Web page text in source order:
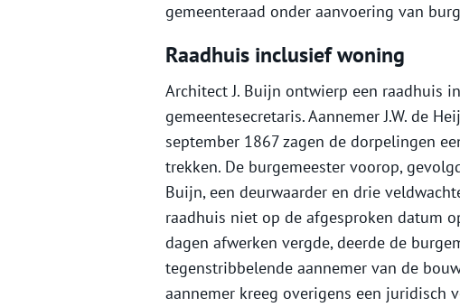
gemeenteraad onder aanvoering van
Raadhuis inclusief woning
Architect J. Buijn ontwierp een raadhuis
gemeentesecretaris. Aannemer J.W. de
september 1867 zagen de dorpelingen
trekken. De burgemeester voorop,
Buijn, een deurwaarder en drie
raadhuis niet op de afgesproken datum
dagen afwerken vergde, deerde de
tegenstribbelende aannemer van de
aannemer kreeg overigens een juridisch